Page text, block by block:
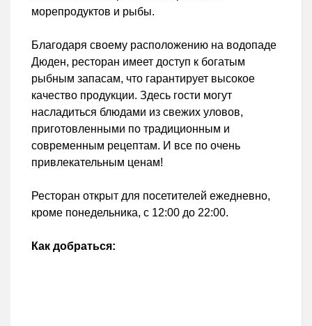
морепродуктов и рыбы.
Благодаря своему расположению на водопаде
Дюден, ресторан имеет доступ к богатым
рыбным запасам, что гарантирует высокое
качество продукции. Здесь гости могут
насладиться блюдами из свежих уловов,
приготовленными по традиционным и
современным рецептам. И все по очень
привлекательным ценам!
Ресторан открыт для посетителей ежедневно,
кроме понедельника, с 12:00 до 22:00.
Как добраться: